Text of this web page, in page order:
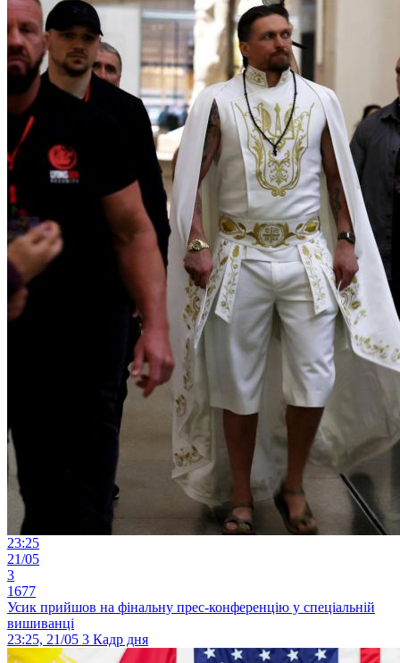
23:25
21/05
3
1677
Усик прийшов на фінальну прес-конференцію у спеціальній
вишиванці
23:25, 21/05 3 Кадр дня